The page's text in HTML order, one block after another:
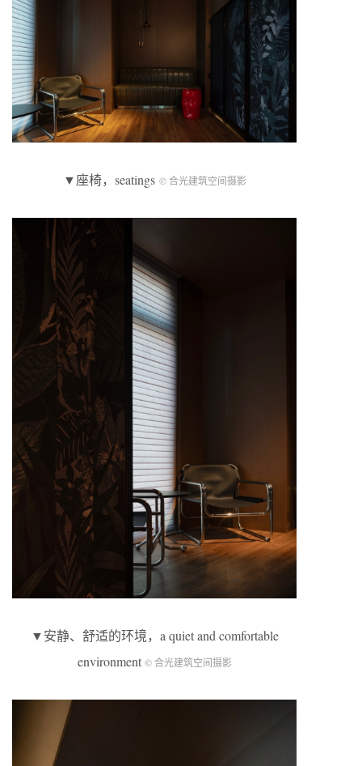
▼座椅，seatings © 合光建筑空间摄影
▼安静、舒适的环境，a quiet and comfortable
environment © 合光建筑空间摄影